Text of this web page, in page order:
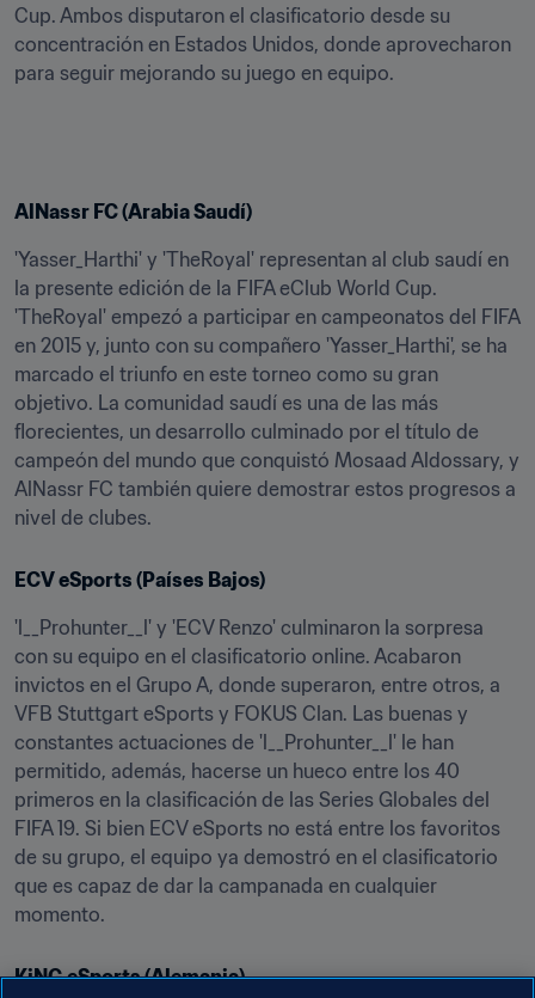
Cup. Ambos disputaron el clasificatorio desde su
concentración en Estados Unidos, donde aprovecharon
para seguir mejorando su juego en equipo.
AlNassr FC (Arabia Saudí)
'Yasser_Harthi' y 'TheRoyal' representan al club saudí en
la presente edición de la FIFA eClub World Cup.
'TheRoyal' empezó a participar en campeonatos del FIFA
en 2015 y, junto con su compañero 'Yasser_Harthi', se ha
marcado el triunfo en este torneo como su gran
objetivo. La comunidad saudí es una de las más
florecientes, un desarrollo culminado por el título de
campeón del mundo que conquistó Mosaad Aldossary, y
AlNassr FC también quiere demostrar estos progresos a
nivel de clubes.
ECV eSports (Países Bajos)
'l__Prohunter__l' y 'ECV Renzo' culminaron la sorpresa
con su equipo en el clasificatorio online. Acabaron
invictos en el Grupo A, donde superaron, entre otros, a
VFB Stuttgart eSports y FOKUS Clan. Las buenas y
constantes actuaciones de 'l__Prohunter__l' le han
permitido, además, hacerse un hueco entre los 40
primeros en la clasificación de las Series Globales del
FIFA 19. Si bien ECV eSports no está entre los favoritos
de su grupo, el equipo ya demostró en el clasificatorio
que es capaz de dar la campanada en cualquier
momento.
KiNG eSports (Alemania)